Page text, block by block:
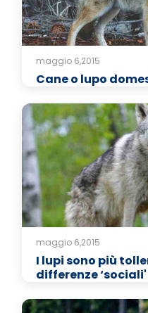
maggio 6,2015
Cane o lupo
maggio 6,2015
I lupi sono più
differenze